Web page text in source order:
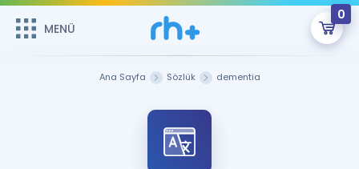
MENÜ
0
Sepetin Şu An Boş.
Remzi Hoca ile seni sınava hazırlayacak onlarca eğitim seni
bekliyor!
MENÜ
Ana Sayfa Sözlük dementia